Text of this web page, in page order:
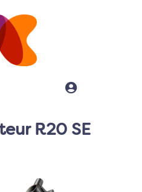
R20 SE